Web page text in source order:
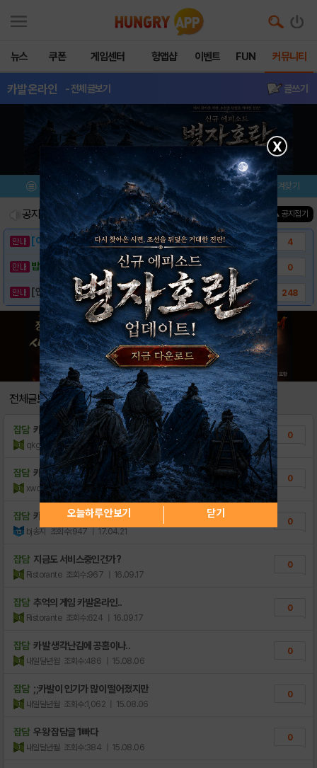
뉴스 쿠폰 게임센터 헝앱샵 이벤트 FUN 커뮤니티
카발온라인 - 전체글보기 글쓰기
이벤트/미션 설치/평가 즐겨찾기
공지사항 진행중인 이벤트 ▲ 공지접기
[이벤트] 웃음으로 매일매일 해피! 유머 게시.. 4
밥알이의 헝앱통신 ⑲ “밥알이, 드디어 멀티를.. 0
[안내] 헝그리앱 필수 상식! 밥알 획득 안내.. 248
전체글보기
잡담 카톡 정보이용료현금 어떻게생각하세요˛
qkgcyo 조회수:164 | 21.07.17
0
잡담 카톡 소액결제미납 완벽함을추구한다면∵
xwcew 조회수:135 | 21.07.16
0
잡담 카발
bj송지 조회수:947 | 17.04.21
0
잡담 지금도 서비스중인건가?
Ristorante 조회수:967 | 16.09.17
0
잡담 추억의 게임 카발온라인..
Ristorante 조회수:624 | 16.09.17
0
잡담 카발 생각난김에 공홈이나..
내일달년월 조회수:486 | 15.08.06
0
잡담 ;;카발이 인기가 많이 떨어졌지만
내일달년월 조회수:1,062 | 15.08.06
0
잡담 우왕 잡담글 1빠다
내일달년월 조회수:384 | 15.08.06
0
X
오늘하루 안보기 닫기